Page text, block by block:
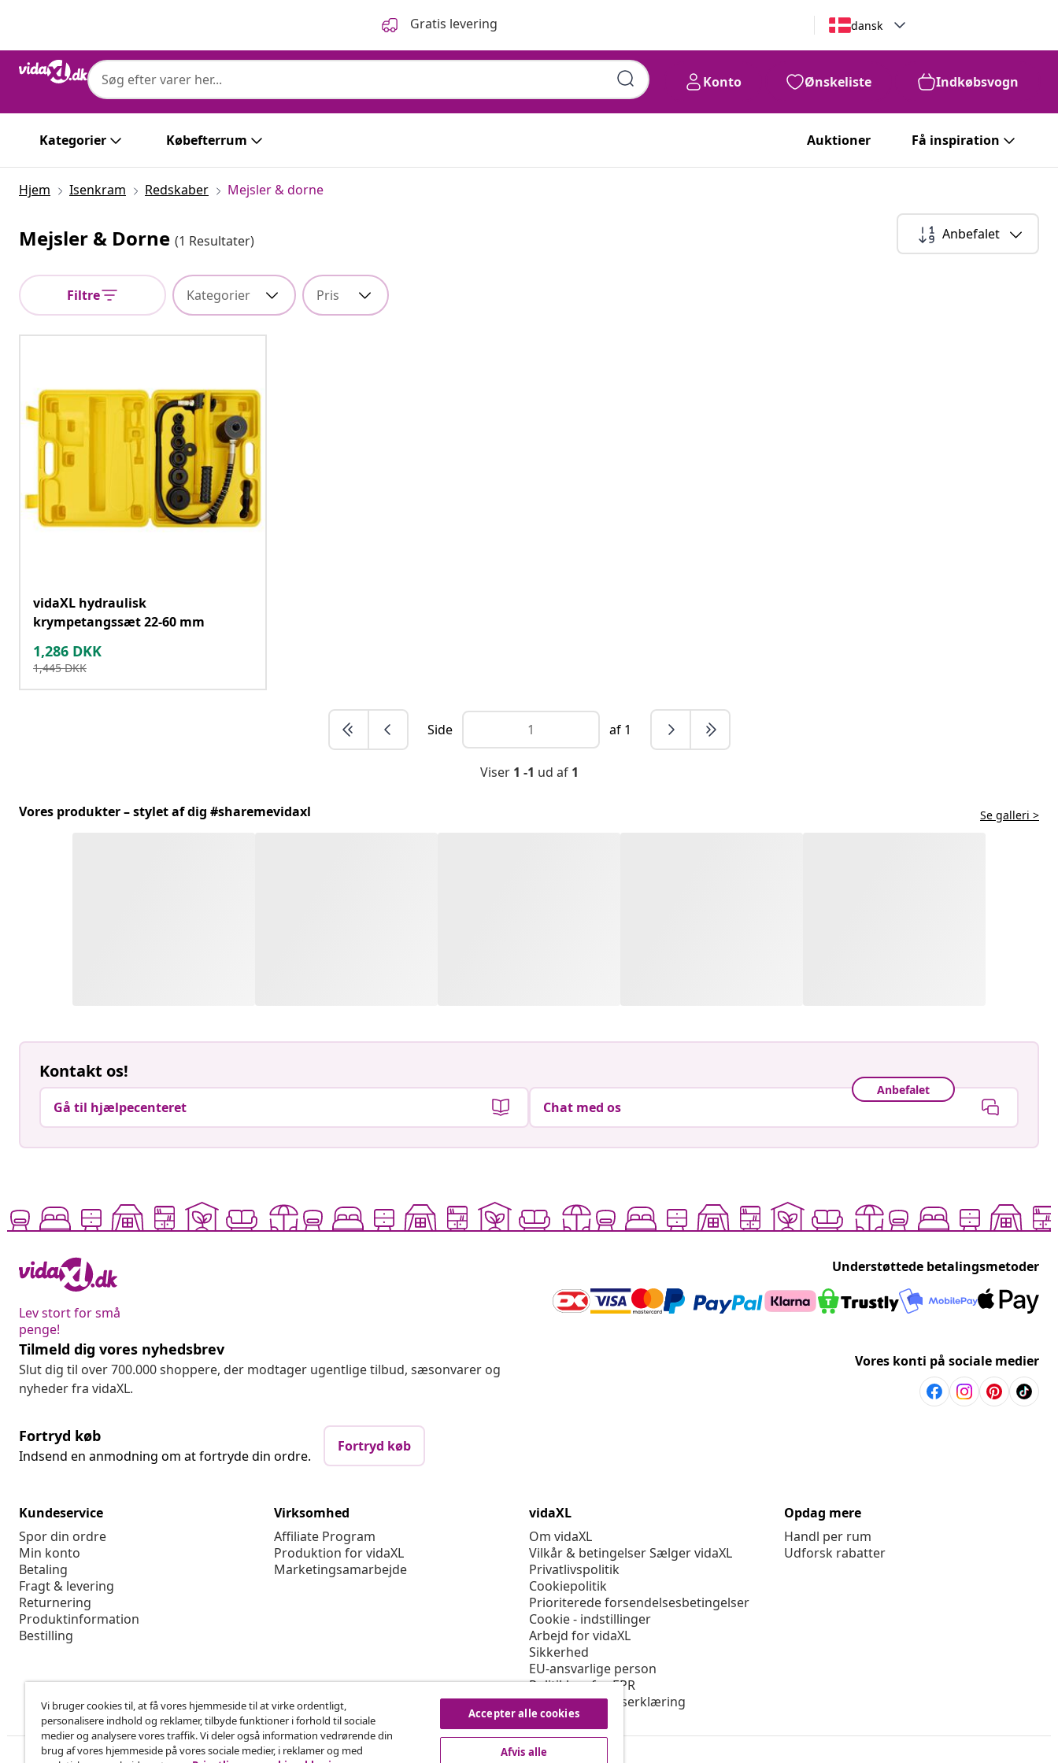
Gratis levering dansk
Konto Ønskeliste Indkøbsvogn
Kategorier Købefterrum Auktioner Få inspiration
Hjem Isenkram Redskaber Mejsler & dorne
Mejsler & Dorne (1 Resultater) Anbefalet
Filtre Kategorier Pris
vidaXL hydraulisk
krympetangssæt 22-60 mm
1,286 DKK
1,445 DKK
Side af 1
Viser 1 -1 ud af 1
Vores produkter – stylet af dig #sharemevidaxl Se galleri >
Kontakt os!
Gå til hjælpecenteret
Anbefalet
Chat med os
Lev stort for små
penge!
Understøttede betalingsmetoder
Tilmeld dig vores nyhedsbrev
Slut dig til over 700.000 shoppere, der modtager ugentlige tilbud, sæsonvarer og
nyheder fra vidaXL.
Vores konti på sociale medier
Fortryd køb
Indsend en anmodning om at fortryde din ordre.
Fortryd køb
Kundeservice
Spor din ordre
Min konto
Betaling
Fragt & levering
Returnering
Produktinformation
Bestilling
Virksomhed
Affiliate Program
Produktion for vidaXL
Marketingsamarbejde
vidaXL
Om vidaXL
Vilkår & betingelser Sælger vidaXL
Privatlivspolitik
Cookiepolitik
Prioriterede forsendelsesbetingelser
Cookie - indstillinger
Arbejd for vidaXL
Sikkerhed
EU-ansvarlige person
Politikken for EPR
Tilgængelighedserklæring
Opdag mere
Handl per rum
Udforsk rabatter
Vi bruger cookies til, at få vores hjemmeside til at virke ordentligt,
personalisere indhold og reklamer, tilbyde funktioner i forhold til sociale
medier og analysere vores traffik. Vi deler også information vedrørende din
brug af vores hjemmeside på vores sociale medier, i reklamer og med
Accepter alle cookies
Afvis alle